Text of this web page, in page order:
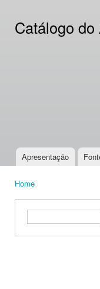
Catálogo
Main menu
Apresentação
Home
Search form